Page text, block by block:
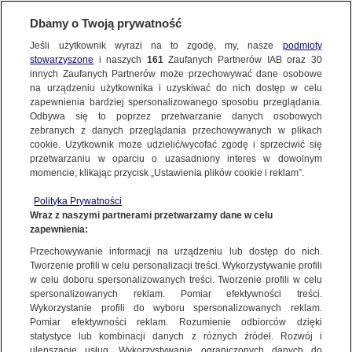
TVN24 | WYBORY PREZYDENCKIE 2020
Prezydent w Krakowie: działałem przez całe pięć lat dla ludzi
NAJNOWSZE
FAKTY
TVN24 GO
POLSKA
ŚWIAT
miasta:
WARSZAWA
Dzień dobry!
Jedno konto do wszystkich usług
Dbamy o Twoją prywatność
Jeśli użytkownik wyrazi na to zgodę, my, nasze podmioty
stowarzyszone i naszych 161Zaufanych Partnerów IAB oraz 30
innych Zaufanych Partnerów może przechowywać dane osobowe
na urządzeniu użytkownika i uzyskiwać do nich dostęp w celu
zapewnienia bardziej spersonalizowanego sposobu przeglądania.
Odbywa się to poprzez przetwarzanie danych osobowych
zebranych z danych przeglądania przechowywanych w plikach
cookie. Użytkownik może udzielić/wycofać zgodę i sprzeciwić się
przetwarzaniu w oparciu o uzasadniony interes w dowolnym
momencie, klikając przycisk „Ustawienia plików cookie i reklam”.
Polityka Prywatności
Wraz z naszymi partnerami przetwarzamy dane w celu
zapewnienia:
Przechowywanie informacji na urządzeniu lub dostęp do nich.
Tworzenie profili w celu personalizacji treści. Wykorzystywanie profili
w celu doboru spersonalizowanych treści. Tworzenie profili w celu
spersonalizowanych reklam. Pomiar efektywności treści.
Wykorzystanie profili do wyboru spersonalizowanych reklam.
Pomiar efektywności reklam. Rozumienie odbiorców dzięki
statystyce lub kombinacji danych z różnych źródeł. Rozwój i